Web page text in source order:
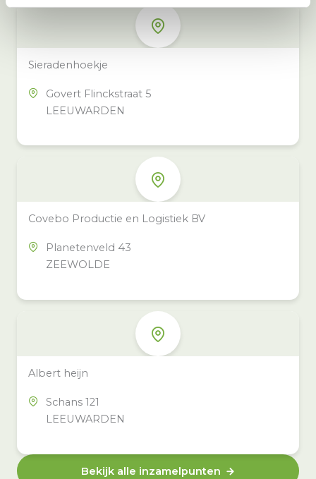
Sieradenhoekje
Govert Flinckstraat 5
LEEUWARDEN
Covebo Productie en Logistiek BV
Planetenveld 43
ZEEWOLDE
Albert heijn
Schans 121
LEEUWARDEN
Bekijk alle inzamelpunten